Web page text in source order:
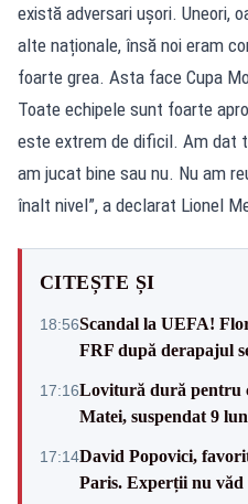
există adversari ușori. Uneori,
alte naționale, însă noi eram
foarte grea. Asta face Cupa
Toate echipele sunt foarte
este extrem de dificil. Am dat
am jucat bine sau nu. Nu am
înalt nivel”, a declarat Lionel
CITEȘTE ȘI
18:56Scandal la UEFA!
FRF după derapajul
17:16Lovitură dură pentru
Matei, suspendat 9
17:14David Popovici,
Paris. Experții nu